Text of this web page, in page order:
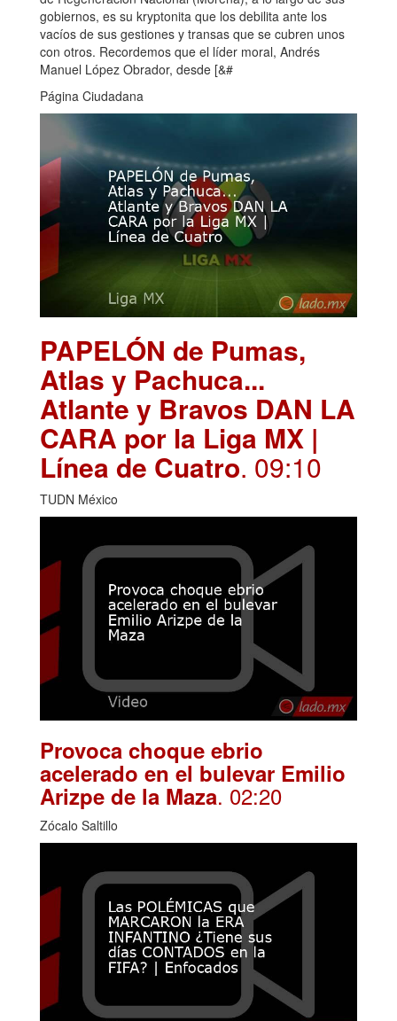
gobiernos, es su kryptonita que los debilita ante los
vacíos de sus gestiones y transas que se cubren unos
con otros. Recordemos que el líder moral, Andrés
Manuel López Obrador, desde [&#
Página Ciudadana
PAPELÓN de Pumas,
Atlas y Pachuca...
Atlante y Bravos DAN LA
CARA por la Liga MX |
Línea de Cuatro. 09:10
TUDN México
Provoca choque ebrio
acelerado en el bulevar Emilio
Arizpe de la Maza. 02:20
Zócalo Saltillo